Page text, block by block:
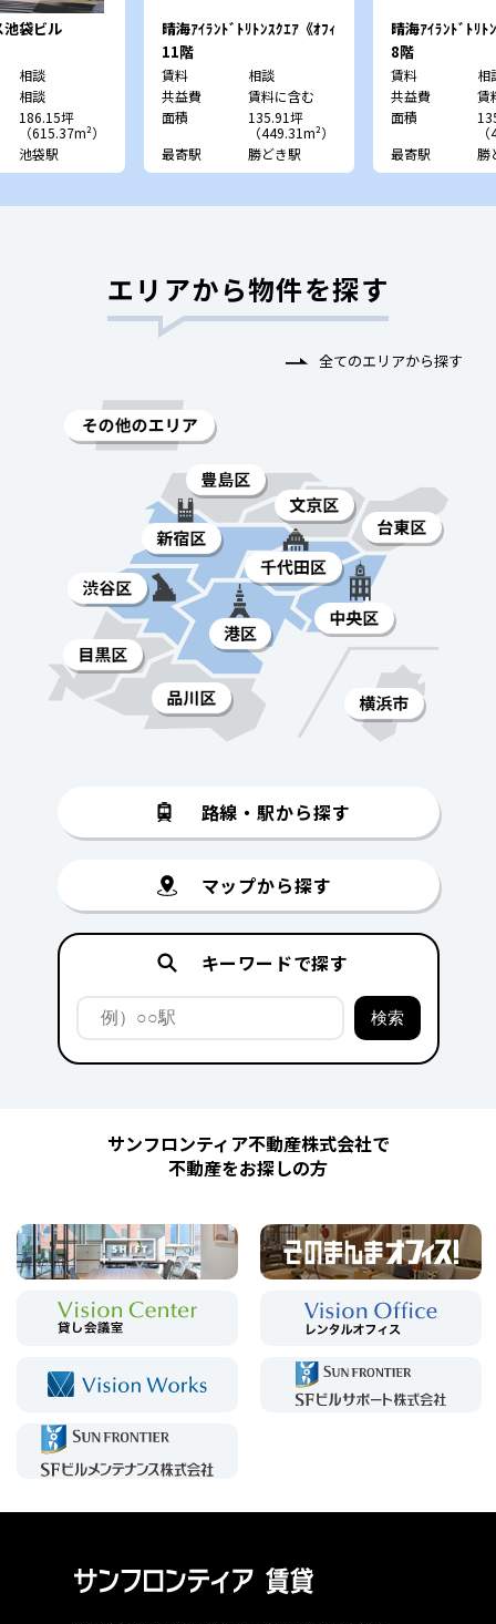
袋ビル
相談
相談
186.15坪
（615.37m²）
池袋駅
晴海ｱｲﾗﾝﾄﾞﾄﾘﾄﾝｽｸｴｱ《ｵﾌｨ
ｽﾀﾜｰY》
11階
賃料
相談
共益費
賃料に含む
面積
135.91坪
（449.31m²）
最寄駅
勝どき駅
晴海ｱｲﾗﾝﾄﾞﾄﾘﾄ
ｽﾀﾜｰY》
8階
賃料
相
共益費
賃
面積
最寄駅
勝
エリアから物件を探す
全てのエリアから探す
路線・駅から探す
マップから探す
キーワードで探す
サンフロンティア不動産株式会社で
不動産をお探しの方